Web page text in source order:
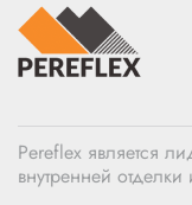
Pereflex является
внутренней